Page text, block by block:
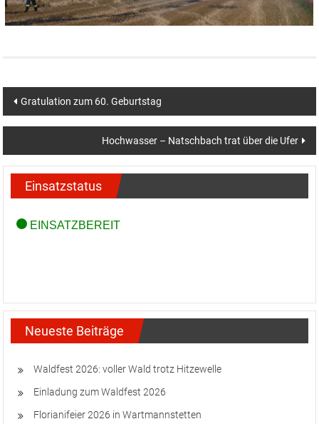
Beitragsnavigation
Gratulation zum 60. Geburtstag
Hochwasser – Natschbach trat über die Ufer
Einsatzstatus
Neueste Beiträge
Waldfest 2026: voller Wald trotz Hitzewelle
Einladung zum Waldfest 2026
Florianifeier 2026 in Wartmannstetten